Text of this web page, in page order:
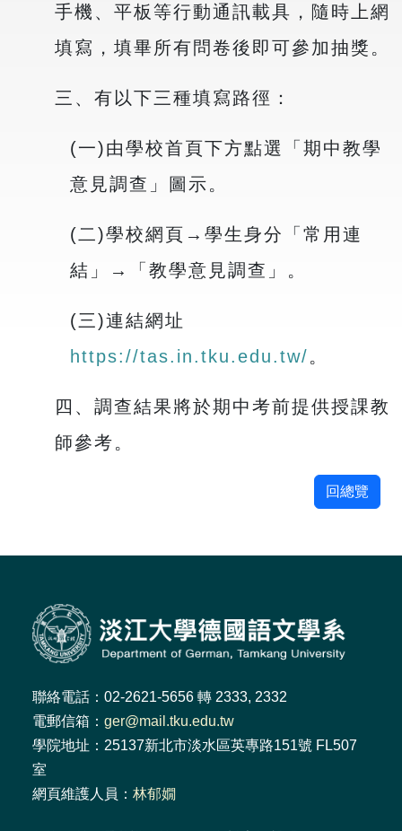
手機、平板等行動通訊載具，隨時上網
填寫，填畢所有問卷後即可參加抽獎。
三、有以下三種填寫路徑：
(一)由學校首頁下方點選「期中教學
意見調查」圖示。
(二)學校網頁→學生身分「常用連
結」→「教學意見調查」。
(三)連結網址
https://tas.in.tku.edu.tw/。
四、調查結果將於期中考前提供授課教
師參考。
回總覽
聯絡電話：02-2621-5656 轉 2333, 2332
電郵信箱： ger@mail.tku.edu.tw
學院地址：25137新北市淡水區英專路151號 FL507
室
網頁維護人員： 林郁嫺